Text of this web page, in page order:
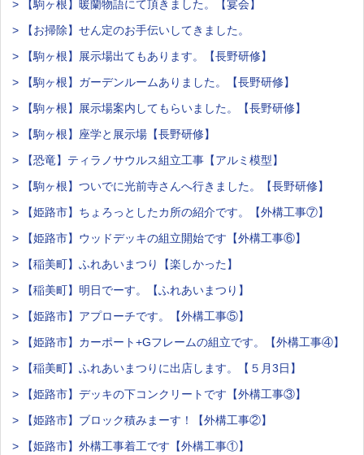
> 【駒ヶ根】暖蘭物語にて頂きました。【宴会】
> 【お掃除】せん定のお手伝いしてきました。
> 【駒ヶ根】展示場出てもあります。【長野研修】
> 【駒ヶ根】ガーデンルームありました。【長野研修】
> 【駒ヶ根】展示場案内してもらいました。【長野研修】
> 【駒ヶ根】座学と展示場【長野研修】
> 【恐竜】ティラノサウルス組立工事【アルミ模型】
> 【駒ヶ根】ついでに光前寺さんへ行きました。【長野研修】
> 【姫路市】ちょろっとしたカ所の紹介です。【外構工事⑦】
> 【姫路市】ウッドデッキの組立開始です【外構工事⑥】
> 【稲美町】ふれあいまつり【楽しかった】
> 【稲美町】明日でーす。【ふれあいまつり】
> 【姫路市】アプローチです。【外構工事⑤】
> 【姫路市】カーポート+Gフレームの組立です。【外構工事④】
> 【稲美町】ふれあいまつりに出店します。【５月3日】
> 【姫路市】デッキの下コンクリートです【外構工事③】
> 【姫路市】ブロック積みまーす！【外構工事②】
> 【姫路市】外構工事着工です【外構工事①】